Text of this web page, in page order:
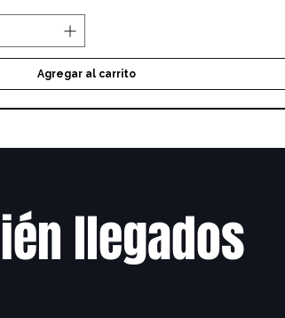
Agregar al carrito
llegados